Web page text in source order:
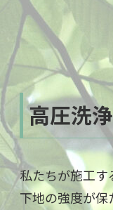
高圧洗
私たちが施工す
下地の強度が保